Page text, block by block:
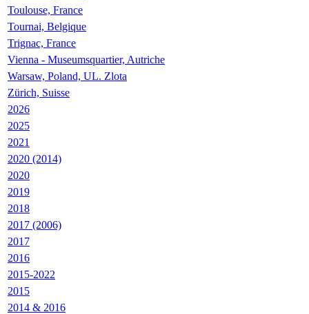
Toulouse, France
Tournai, Belgique
Trignac, France
Vienna - Museumsquartier, Autriche
Warsaw, Poland, UL. Zlota
Zürich, Suisse
2026
2025
2021
2020 (2014)
2020
2019
2018
2017 (2006)
2017
2016
2015-2022
2015
2014 & 2016